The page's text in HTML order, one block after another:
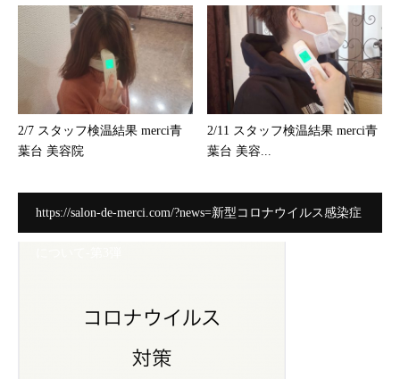
2/7 スタッフ検温結果 merci青
葉台 美容院
2/11 スタッフ検温結果 merci青
葉台 美容...
https://salon-de-merci.com/?news=新型コロナウイルス感染症